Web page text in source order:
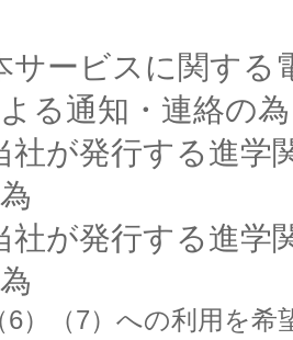
サービスに関す
る通知・連絡の為
社が発行する進
社が発行する進
6）（7）への利用を